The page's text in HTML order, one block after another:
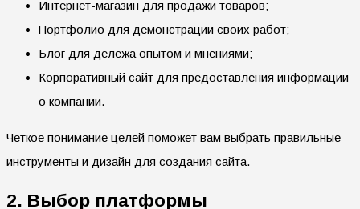
Интернет-магазин для продажи товаров;
Портфолио для демонстрации своих работ;
Блог для дележа опытом и мнениями;
Корпоративный сайт для предоставления информации
о компании.
Четкое понимание целей поможет вам выбрать правильные
инструменты и дизайн для создания сайта.
2. Выбор платформы